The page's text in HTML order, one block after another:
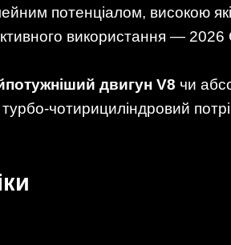
потенціалом, високою
використання —
двигун V8 чи
чотирициліндровий